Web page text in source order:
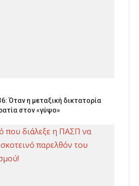
Όταν η μεταξική δικτατορία
στον «γύψο»